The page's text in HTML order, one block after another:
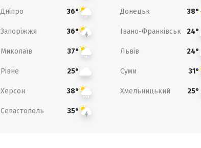
Дніпро 36° Донецьк 38°
Запоріжжя 36° Івано-Франківськ 24°
Миколаїв 37° Львів 24°
Рівне 25° Суми 31°
Херсон 38° Хмельницький 25°
Севастополь 35°